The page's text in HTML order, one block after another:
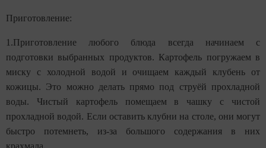
Приготовление:
1.Приготовление любого блюда всегда начинаем с
подготовки выбранных продуктов. Картофель погружаем в
миску с холодной водой и очищаем каждый клубень от
кожицы. Это можно делать прямо под струёй прохладной
воды. Чистый картофель помещаем в чашку с чистой
прохладной водой. Если оставить клубни на столе, они могут
быстро потемнеть, из-за большого содержания в них